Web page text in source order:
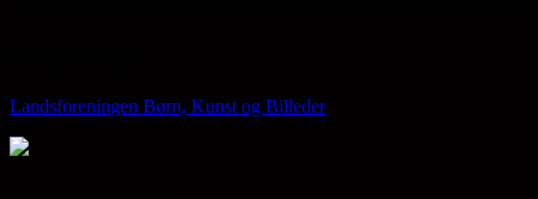
Landsforeningen Børn, Kunst og Billeder